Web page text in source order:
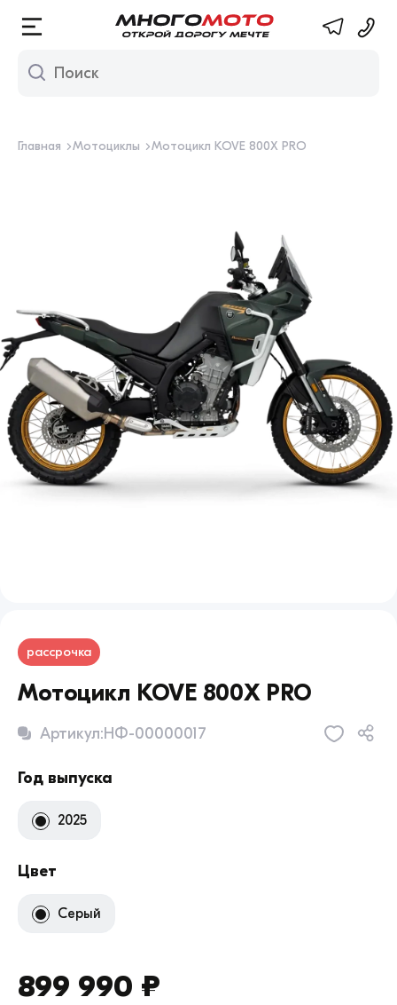
Главная Мотоциклы Мотоцикл KOVE 800X PRO
рассрочка
Мотоцикл KOVE 800X PRO
Артикул:НФ-00000017
Год выпуска
2025
Цвет
Серый
899 990 ₽